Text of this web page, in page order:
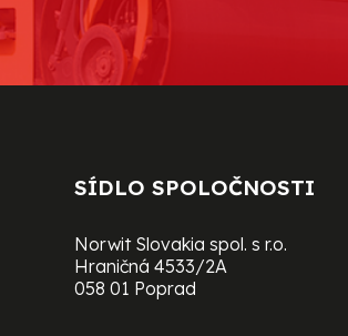
SÍDLO SPOLOČNOSTI
Norwit Slovakia spol. s r.o.
Hraničná 4533/2A
058 01 Poprad